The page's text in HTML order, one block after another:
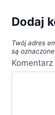
Dodaj
Twój adres
są oznaczone
Komentarz